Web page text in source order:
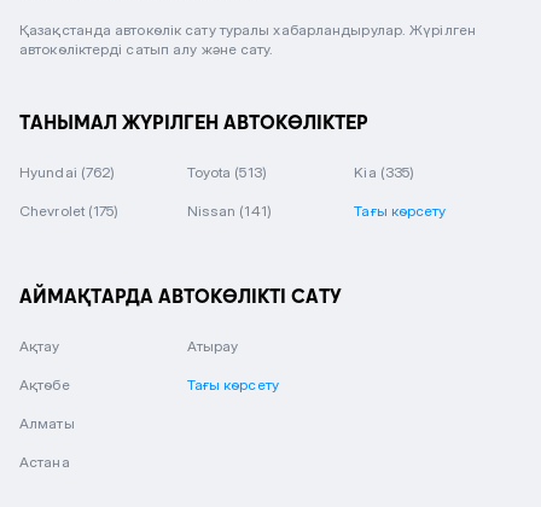
Қазақстанда автокөлік сату туралы хабарландырулар. Жүрілген
автокөліктерді сатып алу және сату.
ТАНЫМАЛ ЖҮРІЛГЕН АВТОКӨЛІКТЕР
Hyundai (762) Toyota (513) Kia (335)
Chevrolet (175) Nissan (141) Тағы көрсету
АЙМАҚТАРДА АВТОКӨЛІКТІ САТУ
Ақтау
Ақтөбе
Алматы
Астана
Атырау
Тағы көрсету